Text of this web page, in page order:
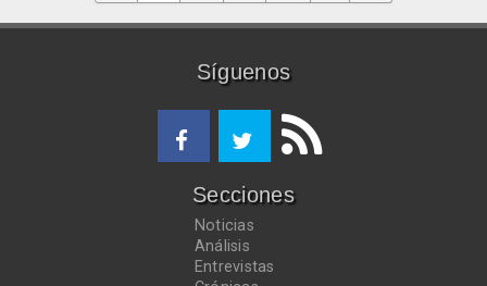
Síguenos
Secciones
Noticias
Análisis
Entrevistas